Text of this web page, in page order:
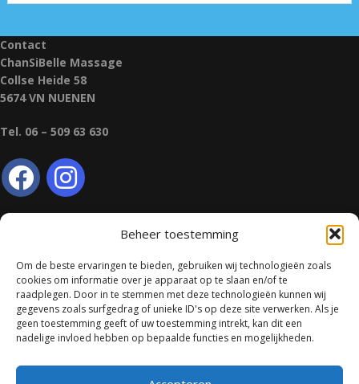
Beheer toestemming
Om de beste ervaringen te bieden, gebruiken wij technologieën zoals
cookies om informatie over je apparaat op te slaan en/of te
raadplegen. Door in te stemmen met deze technologieën kunnen wij
gegevens zoals surfgedrag of unieke ID's op deze site verwerken. Als je
geen toestemming geeft of uw toestemming intrekt, kan dit een
nadelige invloed hebben op bepaalde functies en mogelijkheden.
Contact
ChanSiBelle Massage
Collse Heide 58
5674 VN NUENEN
Tel. 06 – 509 63 630
Algemene voorwaarden
Privacy verklaring
Klacht- en tuchtrecht
Vergoeding voetreflexbehandeling